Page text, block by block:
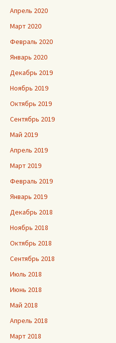
Апрель 2020
Март 2020
Февраль 2020
Январь 2020
Декабрь 2019
Ноябрь 2019
Октябрь 2019
Сентябрь 2019
Май 2019
Апрель 2019
Март 2019
Февраль 2019
Январь 2019
Декабрь 2018
Ноябрь 2018
Октябрь 2018
Сентябрь 2018
Июль 2018
Июнь 2018
Май 2018
Апрель 2018
Март 2018